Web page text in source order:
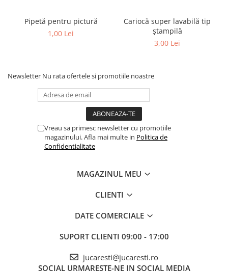
Pipetă pentru pictură
1,00 Lei
Cariocă super lavabilă tip
ștampilă
3,00 Lei
Newsletter Nu rata ofertele si promotiile noastre
Vreau sa primesc newsletter cu promotiile
magazinului. Afla mai multe in Politica de
Confidentialitate
MAGAZINUL MEU
CLIENTI
DATE COMERCIALE
SUPORT CLIENTI 09:00 - 17:00
jucaresti@jucaresti.ro
SOCIAL URMARESTE-NE IN SOCIAL MEDIA